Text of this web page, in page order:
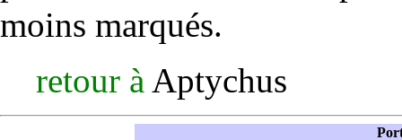
moins marqués.
retour à Aptychus